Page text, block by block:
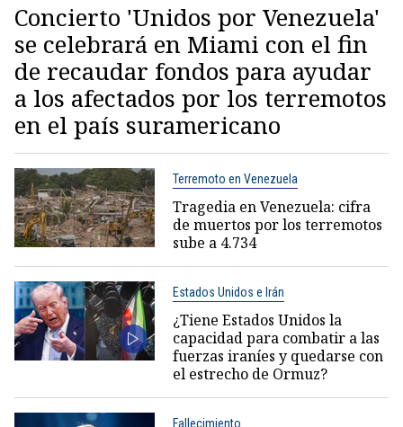
Concierto 'Unidos por Venezuela'
se celebrará en Miami con el fin
de recaudar fondos para ayudar
a los afectados por los terremotos
en el país suramericano
Terremoto en Venezuela
Tragedia en Venezuela: cifra
de muertos por los terremotos
sube a 4.734
Estados Unidos e Irán
¿Tiene Estados Unidos la
capacidad para combatir a las
fuerzas iraníes y quedarse con
el estrecho de Ormuz?
Fallecimiento